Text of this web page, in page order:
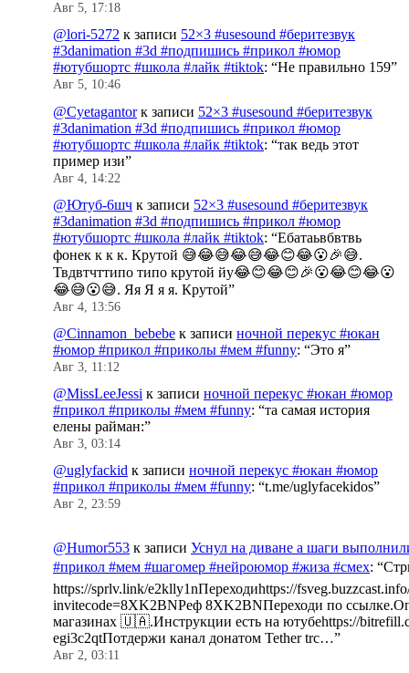
Авг 5, 17:18
@lori-5272 к записи 52×3 #usesound #беритезвук
#3danimation #3d #подпишись #прикол #юмор
#ютубшортс #школа #лайк #tiktok: “Не правильно 159”
Авг 5, 10:46
@Cyetagantorк записи 52×3 #usesound #беритезвук
#3danimation #3d #подпишись #прикол #юмор
#ютубшортс #школа #лайк #tiktok: “так ведь этот
пример изи”
Авг 4, 14:22
@Ютуб-6шч к записи 52×3 #usesound #беритезвук
#3danimation #3d #подпишись #прикол #юмор
#ютубшортс #школа #лайк #tiktok: “Ебатаьвбвтвь
фонек к к к. Крутой 😅😂😅😂😅😂😊😂😮🎉😅.
Твдвтчттипо типо крутой йу😂😊😂😊🎉😮😂😊😂😮
😂😅😮😅. Яя Я я я. Крутой”
Авг 4, 13:56
@Cinnamon_bebebe к записи ночной перекус #юкан
#юмор #прикол #приколы #мем #funny: “Это я”
Авг 3, 11:12
@MissLeeJessi к записи ночной перекус #юкан #юмор
#прикол #приколы #мем #funny: “та самая история
елены райман:”
Авг 3, 03:14
@uglyfackid к записи ночной перекус #юкан #юмор
#прикол #приколы #мем #funny: “t.me/uglyfacekidos”
Авг 2, 23:59
@Humor553 к записи Уснул на диване а шаги
#прикол #мем #шагомер #нейроюмор #жиза #смех: “
https://sprlv.link/e2klly1nПереходиhttps://
invitecode=8XK2BNРеф 8XK2BNПереходи по
магазинах 🇺🇦.Инструкции есть на ютубеhttps://
egi3c2qtПотдержи канал донатом Tether trc…”
Авг 2, 03:11